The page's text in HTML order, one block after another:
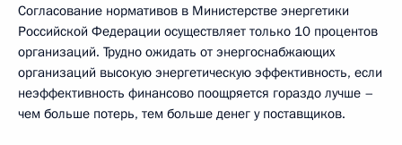
Согласование нормативов в Министерстве энергетики
Российской Федерации осуществляет только 10 процентов
организаций. Трудно ожидать от энергоснабжающих
организаций высокую энергетическую эффективность, если
неэффективность финансово поощряется гораздо лучше –
чем больше потерь, тем больше денег у поставщиков.